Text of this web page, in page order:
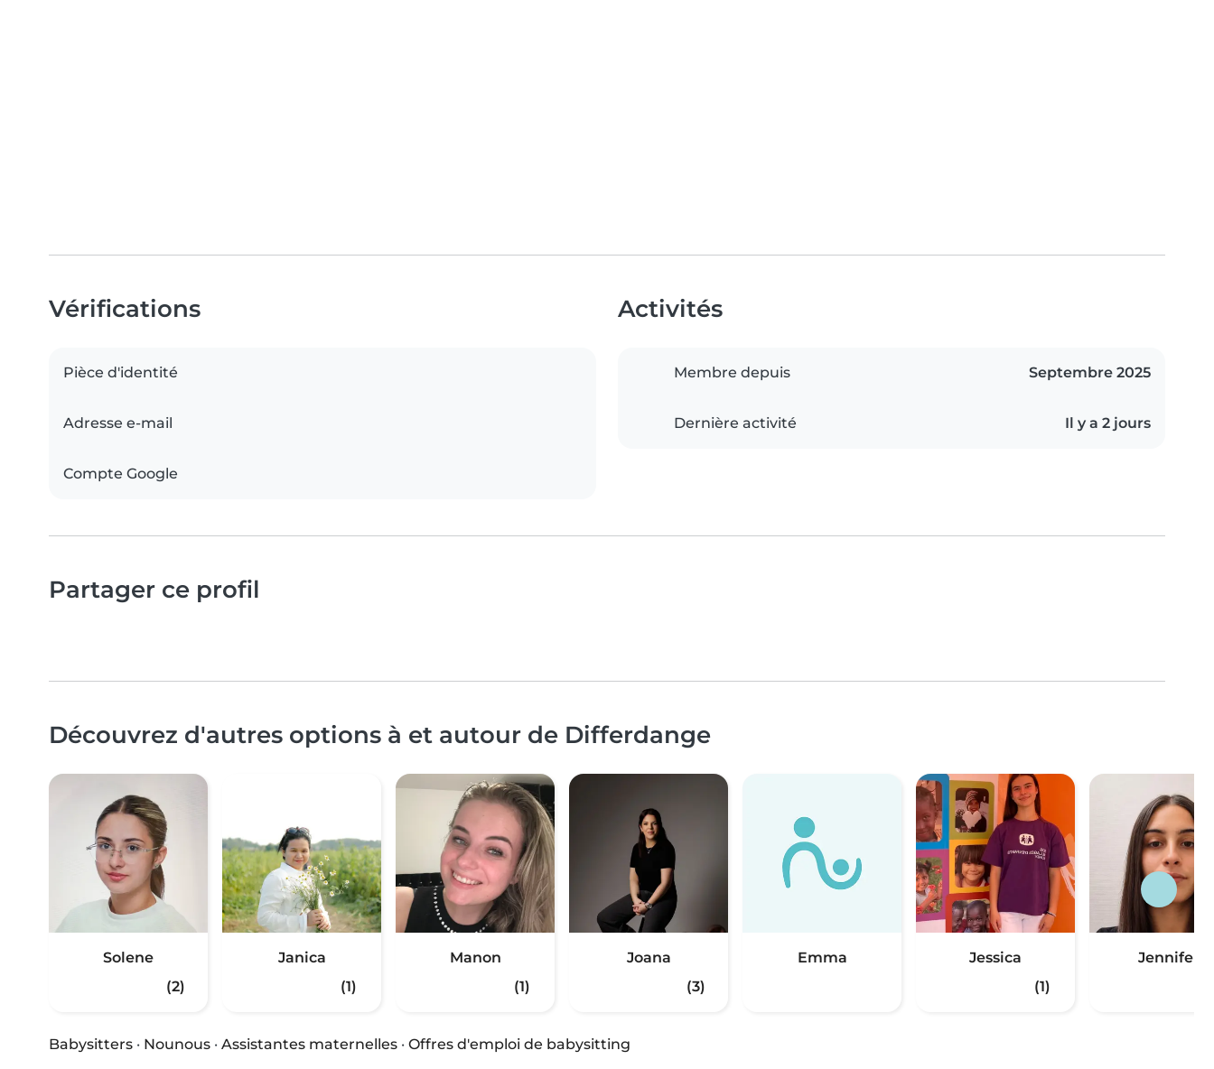
Vérifications
Pièce d'identité
Adresse e-mail
Compte Google
Activités
Membre depuis Septembre 2025
Dernière activité Il y a 2 jours
Partager ce profil
Découvrez d'autres options à et autour de Differdange
Solene
(2)
Janica
(1)
Manon
(1)
Joana
(3)
Emma
Jessica
(1)
Jennifer
Babysitters · Nounous · Assistantes maternelles · Offres d'emploi de babysitting